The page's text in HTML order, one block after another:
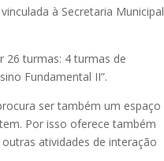
à Secretaria Municipal
26 turmas: 4 turmas de
Fundamental II”.
ser também um espaço
Por isso oferece também
atividades de interação